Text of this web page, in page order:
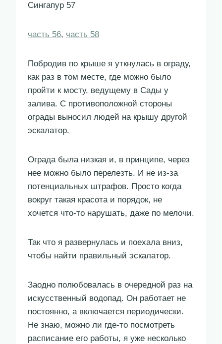
Сингапур 57
часть 56, часть 58
Побродив по крыше я уткнулась в ограду,
как раз в том месте, где можно было
пройти к мосту, ведущему в Сады у
залива. С противоположной стороны
ограды выносил людей на крышу другой
эскалатор.
Ограда была низкая и, в принципе, через
нее можно было перелезть. И не из-за
потенциальных штрафов. Просто когда
вокруг такая красота и порядок, не
хочется что-то нарушать, даже по мелочи.
Так что я развернулась и поехала вниз,
чтобы найти правильный эскалатор.
Заодно полюбовалась в очередной раз на
искусственный водопад. Он работает не
постоянно, а включается периодически.
Не знаю, можно ли где-то посмотреть
расписание его работы, я уже несколько